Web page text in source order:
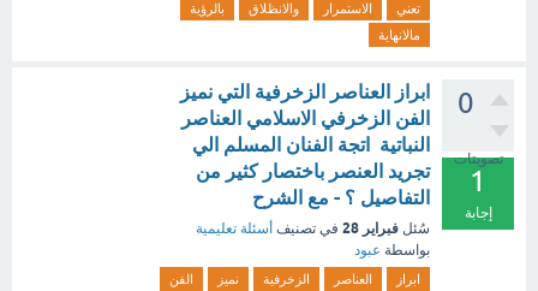
تعني
الاستمرار والانظلاق
بالرؤية
مالانهاية
0
تصويتات
1
إجابة
ابراز العناصر الزخرفية التي نميز
الفن الزخرفي الاسلامي العناصر
النباتية اتجة الفنان المسلم الي
تجريد العنصر باختصار كثير من
التفاصيل ؟ - مع الشرح
سُئل فبراير 28 في تصنيف أسئلة تعليمية
بواسطة عبود
ابراز العناصر الزخرفية نميز
الفن